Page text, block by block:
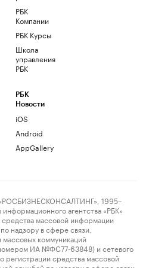
РБК
Компании
РБК Курсы
Школа
управления
РБК
РБК
Новости
iOS
Android
AppGallery
1995–
агентства «РБК»
массовой информации
надзору в сфере связи,
коммуникаций
ИА №ФС77-63848) и сетевого
регистрации средства массовой